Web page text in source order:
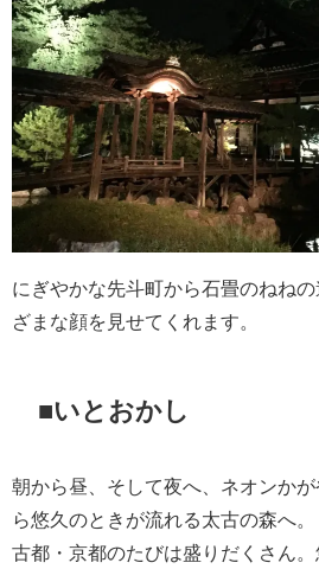
にぎやかな先斗町から石畳のねね
ざまな顔を見せてくれます。
■いとおかし
朝から昼、そして夜へ、ネオンか
ら悠久のときが流れる太古の森へ。
古都・京都のたびは盛りだくさん